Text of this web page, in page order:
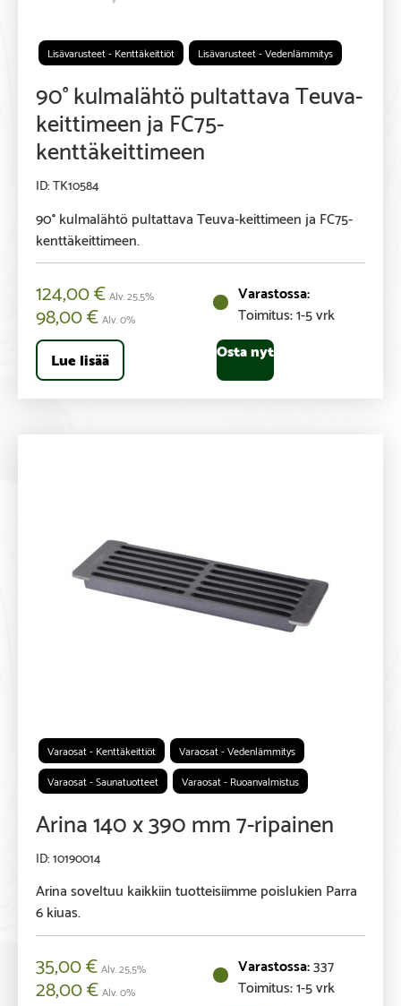
Lisävarusteet - Kenttäkeittiöt Lisävarusteet - Vedenlämmitys
90° kulmalähtö pultattava Teuva-
keittimeen ja FC75-
kenttäkeittimeen
TK10584
90° kulmalähtö pultattava Teuva-keittimeen ja FC75-
kenttäkeittimeen.
Toimitus: 1-5 vrk
124,00€Alv. 25,5%
98,00€Alv. 0%
Lue lisää Osta nyt
Varaosat - Kenttäkeittiöt
Varaosat - Vedenlämmitys
Varaosat - Saunatuotteet
Varaosat - Ruoanvalmistus
Arina 140 x 390 mm 7-ripainen
10190014
Arina soveltuu kaikkiin tuotteisiimme poislukien Parra
6 kiuas.
337
Toimitus: 1-5 vrk
35,00€Alv. 25,5%
28,00€Alv. 0%